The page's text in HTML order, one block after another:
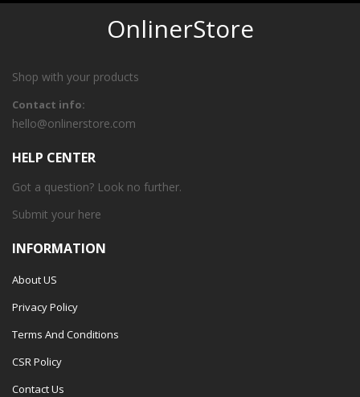
OnlinerStore
Shop with your products
Contact info:
hello@onlinerstore.com
HELP CENTER
Got a question? Look no further.
Submit your here
INFORMATION
About US
Privacy Policy
Terms And Conditions
CSR Policy
Contact Us